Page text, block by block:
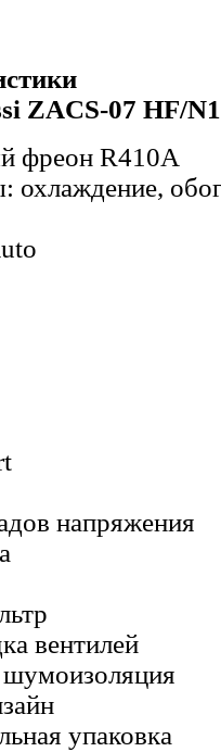
ZACS-07 HF/
фреон R410A
охлаждение,
напряжения
вентилей
шумоизоляция
упаковка